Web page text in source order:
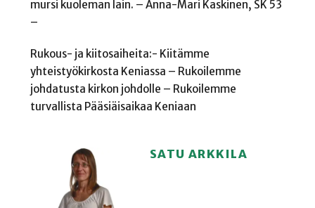
mursi kuoleman lain. – Anna-Mari Kaskinen, SK 53
–
Rukous- ja kiitosaiheita:- Kiitämme
yhteistyökirkosta Keniassa – Rukoilemme
johdatusta kirkon johdolle – Rukoilemme
turvallista Pääsiäisaikaa Keniaan
SATU ARKKILA